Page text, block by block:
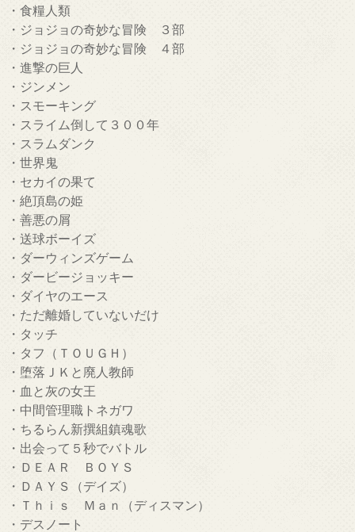
・食糧人類
・ジョジョの奇妙な冒険 ３部
・ジョジョの奇妙な冒険 ４部
・進撃の巨人
・ジンメン
・スモーキング
・スライム倒して３００年
・スラムダンク
・世界鬼
・セカイの果て
・絶頂島の姫
・善悪の屑
・送球ボーイズ
・ダーウィンズゲーム
・ダービージョッキー
・ダイヤのエース
・ただ離婚していないだけ
・タッチ
・タフ（ＴＯＵＧＨ）
・堕落ＪＫと廃人教師
・血と灰の女王
・中間管理職トネガワ
・ちるらん新撰組鎮魂歌
・出会って５秒でバトル
・ＤＥＡＲ ＢＯＹＳ
・ＤＡＹＳ（デイズ）
・Ｔｈｉｓ Ｍａｎ（ディスマン）
・デスノート